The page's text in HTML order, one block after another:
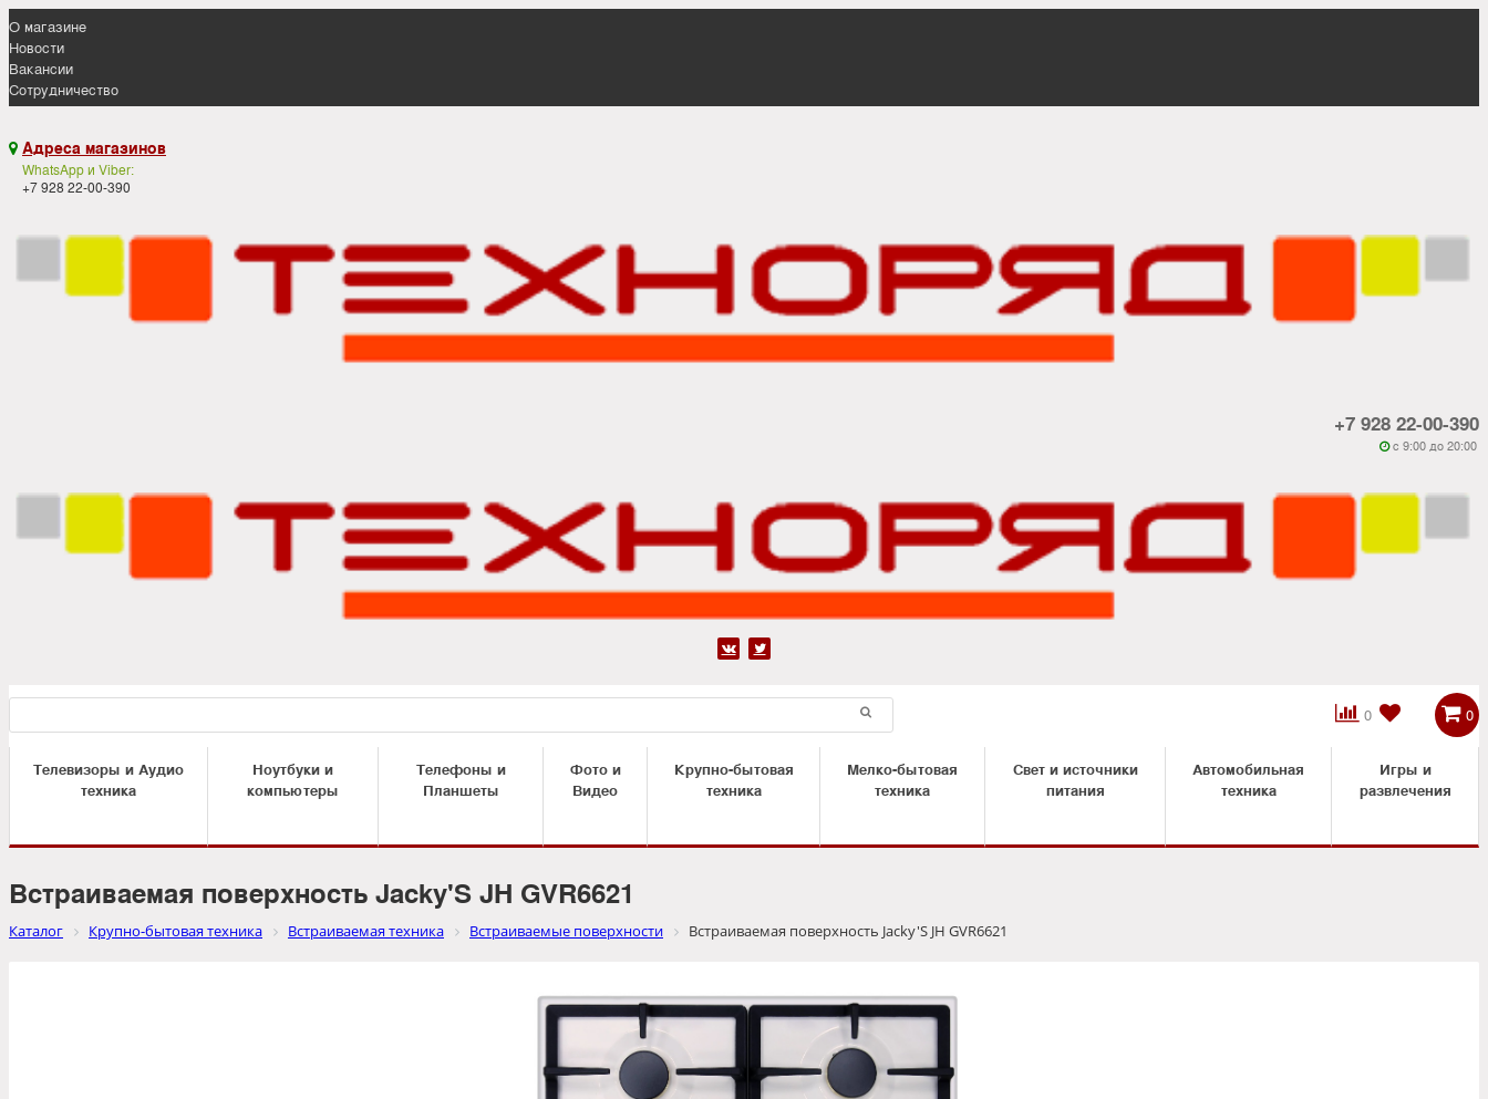
О магазине
Новости
Вакансии
Сотрудничество
 Адреса магазинов
WhatsApp и Viber:
+7 928 22-00-390
+7 928 22-00-390
 c 9:00 до 20:00
 
0

 0
Телевизоры и Аудио
техника
Ноутбуки и
компьютеры
Телефоны и
Планшеты
Фото и
Видео
Крупно-бытовая
техника
Мелко-бытовая
техника
Свет и источники
питания
Автомобильная
техника
Игры и
развлечения
Встраиваемая поверхность Jacky'S JH GVR6621
Каталог Крупно-бытовая техника Встраиваемая техника Встраиваемые поверхности Встраиваемая поверхность Jacky'S JH GVR6621